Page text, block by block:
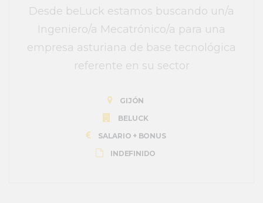
Desde beLuck estamos buscando un/a
Ingeniero/a Mecatrónico/a para una
empresa asturiana de base tecnológica
referente en su sector
GIJÓN
BELUCK
SALARIO + BONUS
INDEFINIDO